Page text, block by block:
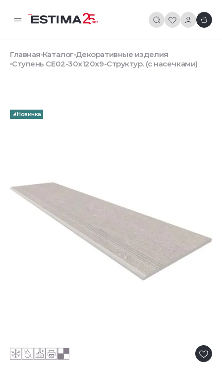
Главная Каталог Декоративные изделия
Ступень CE02-30x120x9-Структур. (с насечками)
Новинка